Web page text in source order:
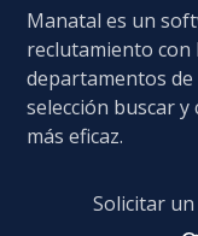
Manatal es un
reclutamiento con
departamentos de
selección buscar
más eficaz.
Solicitar